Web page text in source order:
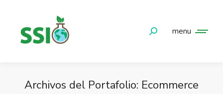
menu
Buscar:
Archivos del Portafolio: Ecommerce